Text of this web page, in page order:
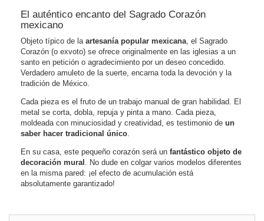
El auténtico encanto del Sagrado Corazón
mexicano
Objeto típico de la artesanía popular mexicana , el Sagrado
Corazón (o exvoto) se ofrece originalmente en las iglesias a un
santo en petición o agradecimiento por un deseo concedido.
Verdadero amuleto de la suerte, encarna toda la devoción y la
tradición de México.
Cada pieza es el fruto de un trabajo manual de gran habilidad . El
metal se corta, dobla, repuja y pinta a mano. Cada pieza,
moldeada con minuciosidad y creatividad, es testimonio de un
saber hacer tradicional único
En su casa, este pequeño corazón será un fantástico objeto de
decoración mural
. No dude en colgar varios modelos diferentes
en la misma pared: ¡el efecto de acumulación está
absolutamente garantizado!